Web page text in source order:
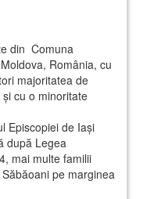
din Comuna
România, cu
majoritatea de
cu o minoritate
Episcopiei de Iaşi
după Legea
mai multe familii
pe marginea